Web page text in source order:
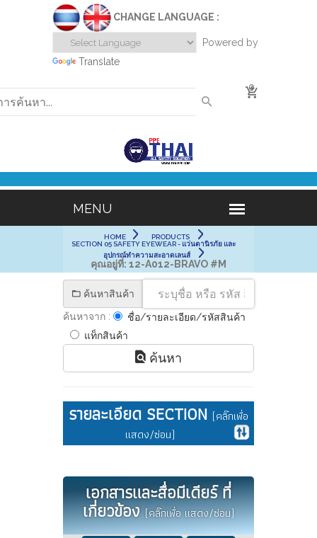
CHANGE LANGUAGE :
Powered by
Translate
0
HOME
PRODUCTS
SECTION 05 SAFETY EYEWEAR - แว่นตานิรภัย และ
อุปกรณ์ทำความสะอาดเลนส์
คุณอยู่ที่: 12-A012-BRAVO #M
ค้นหาสินค้า
ค้นหาจาก :
ชื่อ/รายละเอียด/รหัสสินค้า
แท็กสินค้า
ค้นหา
รายละเอียด SECTION (คลิ๊กเพื่อ
แสดง/ซ่อน)
เอกสารและสื่อมีเดียร์ ที่
เกี่ยวข้อง(คลิ๊กเพื่อ แสดง/ซ่อน)